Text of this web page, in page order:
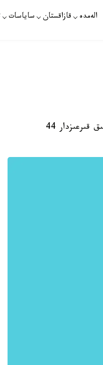
الەمدە قازاقستان ساياسات
استانا. قازاقپارات - اۋعانستان اۋماعىنداعى كىشى پامير تاۋىن مەكەندەيتىن ەتنيكالىق قىرعىزدار 44